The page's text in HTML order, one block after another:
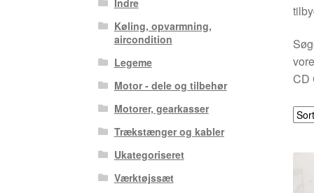
CD
Køling, opvarmning,
aircondition
Legeme
Motor - dele og tilbehør
Motorer, gearkasser
Trækstænger og kabler
Ukategoriseret
Værktøjssæt